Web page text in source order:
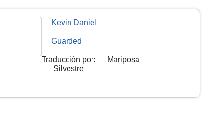
Kevin Daniel
Guarded
Traducción por:
Mariposa
Silvestre